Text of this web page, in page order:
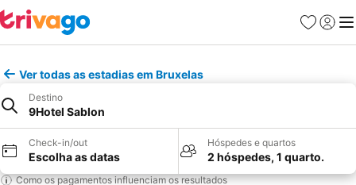
Favoritos
Iniciar
Ver todas as estadias em Bruxelas
Destino
9Hotel Sablon
Check-in/out
Escolha as datas
Hóspedes e quartos
2 hóspedes, 1 quarto.
Como os pagamentos influenciam os resultados